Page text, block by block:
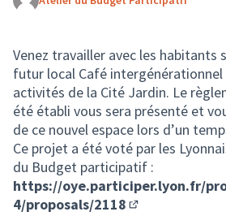
(Lien externe)
Venez travailler avec les habitants
futur local Café
activités de la Cité Jardin. Le
été établi vous sera présenté et
de ce nouvel espace lors d’un
Ce projet a été voté par les
du Budget participatif :
https://oye.participer.lyon.fr/
4/proposals/2118